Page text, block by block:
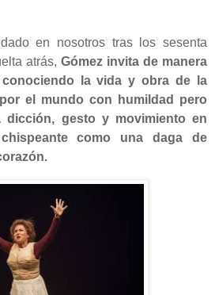
en nosotros tras los sesenta
atrás, Gómez invita de manera
la vida y obra de la
el mundo con humildad pero
dicción, gesto y movimiento en
como una daga de